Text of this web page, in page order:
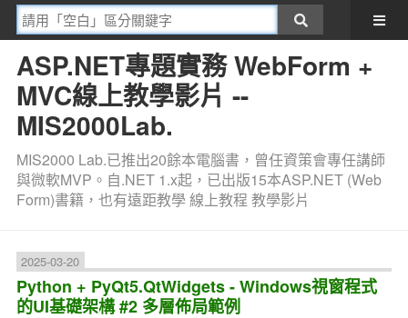
ASP.NET專題實務 WebForm +
MVC線上教學影片 --
MIS2000Lab.
MIS2000 Lab.已推出20餘本電腦書，曾任資策會專任講師
與微軟MVP。自.NET 1.x起，已出版15本ASP.NET (Web
Form)書籍，也有遠距教學 線上教程 教學影片
2025-03-20
Python + PyQt5.QtWidgets - Windows視窗程式
的UI基礎架構 #2 多層佈局範例